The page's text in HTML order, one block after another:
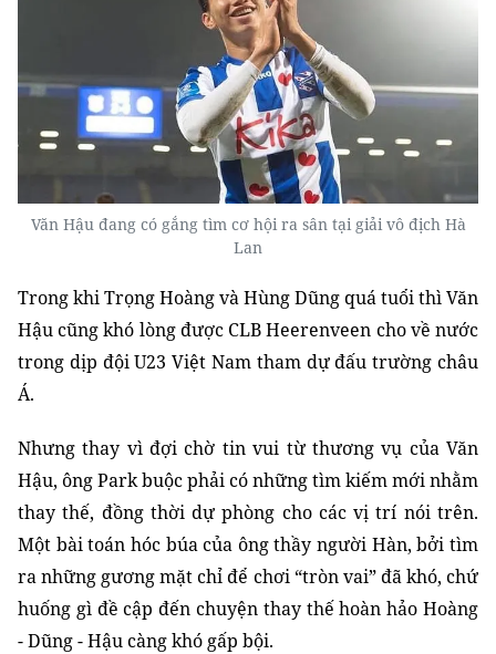
Văn Hậu đang có gắng tìm cơ hội ra sân tại giải vô địch Hà
Lan
Trong khi Trọng Hoàng và Hùng Dũng quá tuổi thì Văn
Hậucũng khó lòngđược CLB Heerenveen cho về nước
trong dịp đội U23 Việt Nam tham dự đấu trường châu
Á.
Nhưng thay vì đợi chờ tin vui từ thương vụ của Văn
Hậu, ông Park buộc phải có những tìm kiếm mới nhằm
thay thế, đồng thời dự phòng cho các vị trí nói trên.
Một bài toán hóc búa của ông thầy người Hàn,bởi tìm
ra những gương mặt chỉ để chơi “tròn vai” đã khó, chứ
huống gì đề cập đến chuyện thay thế hoàn hảo Hoàng
- Dũng - Hậu càng khó gấp bội.